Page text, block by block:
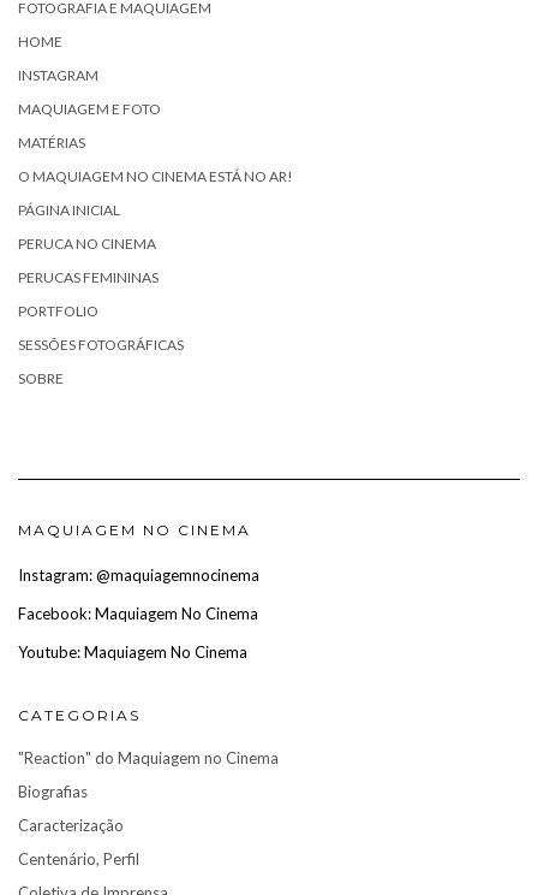
FOTOGRAFIA E MAQUIAGEM
HOME
INSTAGRAM
MAQUIAGEM E FOTO
MATÉRIAS
O MAQUIAGEM NO CINEMA ESTÁ NO AR!
PÁGINA INICIAL
PERUCA NO CINEMA
PERUCAS FEMININAS
PORTFOLIO
SESSÕES FOTOGRÁFICAS
SOBRE
MAQUIAGEM NO CINEMA
Instagram: @maquiagemnocinema
Facebook: Maquiagem No Cinema
Youtube: Maquiagem No Cinema
CATEGORIAS
"Reaction" do Maquiagem no Cinema
Biografias
Caracterização
Centenário, Perfil